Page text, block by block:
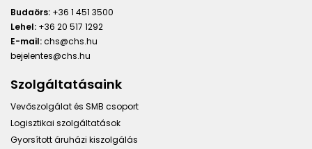
Budaörs: +36 1 451 3500
Lehel: +36 20 517 1292
E-mail:chs@chs.hu
bejelentes@chs.hu
Szolgáltatásaink
Vevőszolgálat és SMB csoport
Logisztikai szolgáltatások
Gyorsított áruházi kiszolgálás